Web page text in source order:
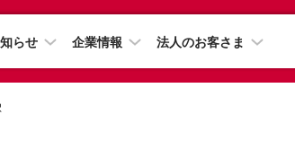
らせ 企業情報 法人のお客さま